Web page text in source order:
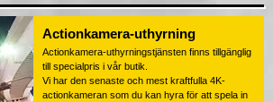
Actionkamera-uthyrning
Actionkamera-uthyrningstjänsten finns tillgänglig
till specialpris i vår butik.
Vi har den senaste och mest kraftfulla 4K-
actionkameran som du kan hyra för att spela in